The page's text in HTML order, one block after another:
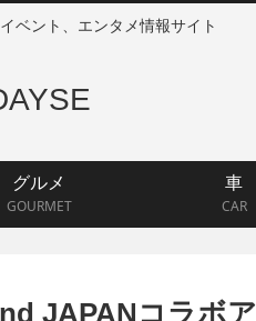
ベント、エンタメ情報サイト
グルメ
GOURMET
車
CAR
JAPANコラボア